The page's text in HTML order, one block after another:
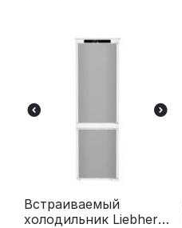
Встраиваемый
холодильник Liebherr